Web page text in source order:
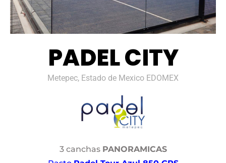
PADEL CITY
Metepec, Estado de Mexico EDOMEX
3 canchas PANORAMICAS